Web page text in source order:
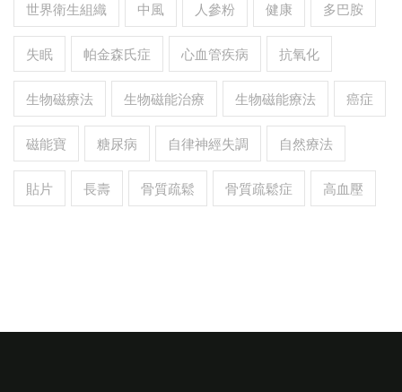
世界衛生組織 中風 人參粉 健康 多巴胺
失眠 帕金森氏症 心血管疾病 抗氧化
生物磁療法 生物磁能治療 生物磁能療法 癌症
磁能寶 糖尿病 自律神經失調 自然療法
貼片 長壽 骨質疏鬆 骨質疏鬆症 高血壓